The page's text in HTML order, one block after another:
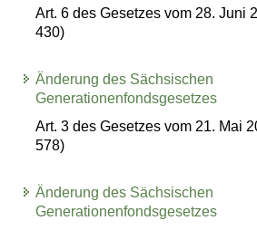
Art. 6 des Gesetzes vom 28. Juni
430)
Änderung des Sächsischen
Generationenfondsgesetzes
Art. 3 des Gesetzes vom 21. Mai
578)
Änderung des Sächsischen
Generationenfondsgesetzes